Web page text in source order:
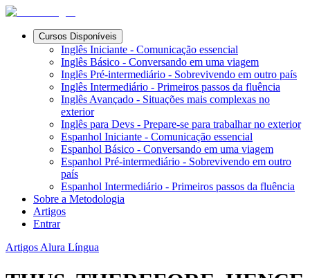
Cursos Disponíveis
Inglês Iniciante - Comunicação essencial
Inglês Básico - Conversando em uma viagem
Inglês Pré-intermediário - Sobrevivendo em outro país
Inglês Intermediário - Primeiros passos da fluência
Inglês Avançado - Situações mais complexas no
exterior
Inglês para Devs - Prepare-se para trabalhar no exterior
Espanhol Iniciante - Comunicação essencial
Espanhol Básico - Conversando em uma viagem
Espanhol Pré-intermediário - Sobrevivendo em outro
país
Espanhol Intermediário - Primeiros passos da fluência
Sobre a Metodologia
Artigos
Entrar
Artigos Alura Língua